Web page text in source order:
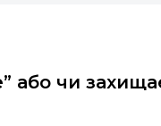
або чи